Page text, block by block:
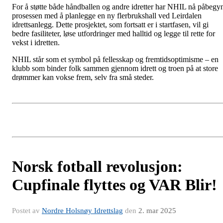
For å støtte både håndballen og andre idretter har NHIL nå
prosessen med å planlegge en ny flerbrukshall ved Leirdalen
idrettsanlegg. Dette prosjektet, som fortsatt er i startfasen, vil gi
bedre fasiliteter, løse utfordringer med halltid og legge til rette for
vekst i idretten.
NHIL står som et symbol på fellesskap og fremtidsoptimisme – en
klubb som binder folk sammen gjennom idrett og troen på at store
drømmer kan vokse frem, selv fra små steder.
Norsk fotball revolusjon:
Cupfinale flyttes og VAR Blir!
Postet av Nordre Holsnøy Idrettslag den 2. mar 2025